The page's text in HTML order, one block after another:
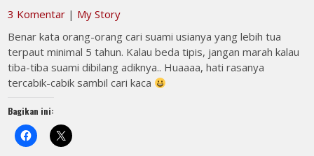
3 Komentar | My Story
Benar kata orang-orang cari suami usianya yang lebih tua
terpaut minimal 5 tahun. Kalau beda tipis, jangan marah kalau
tiba-tiba suami dibilang adiknya.. Huaaaa, hati rasanya
tercabik-cabik sambil cari kaca
Bagikan ini: